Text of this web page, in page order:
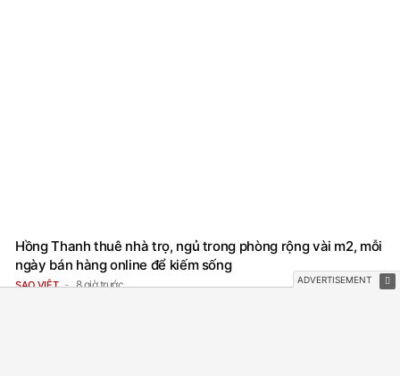
Hồng Thanh thuê nhà trọ, ngủ trong phòng rộng vài m2, mỗi
ngày bán hàng online để kiếm sống
SAO VIỆT 8 giờ trước